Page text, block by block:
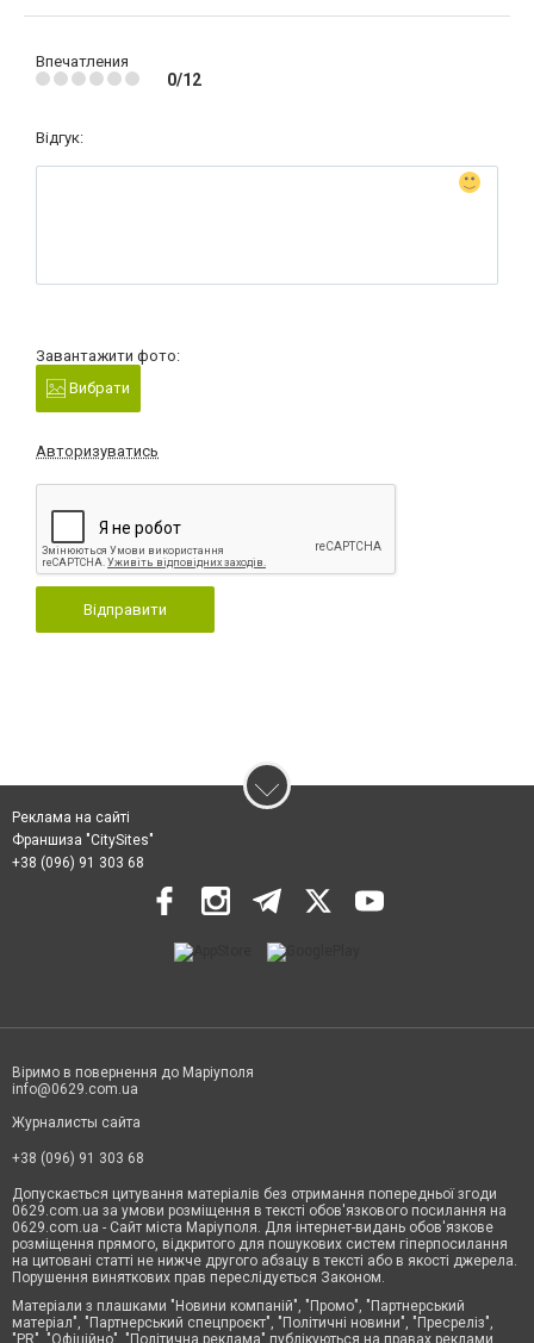
Впечатления
0/12
Відгук:
Завантажити фото:
Вибрати
Авторизуватись
Відправити
Реклама на сайті
Франшиза "CitySites"
+38 (096) 91 303 68
Віримо в повернення до Маріуполя
info@0629.com.ua
Журналисты сайта
+38 (096) 91 303 68
Допускається цитування матеріалів без отримання попередньої згоди
0629.com.ua за умови розміщення в тексті обов'язкового посилання на
0629.com.ua - Сайт міста Маріуполя. Для інтернет-видань обов'язкове
розміщення прямого, відкритого для пошукових систем гіперпосилання
на цитовані статті не нижче другого абзацу в тексті або в якості джерела.
Порушення виняткових прав переслідується Законом.
Матеріали з плашками "Новини компаній", "Промо", "Партнерський
матеріал", "Партнерський спецпроєкт", "Політичні новини", "Пресреліз",
"PR", "Офіційно", "Політична реклама" публікуються на правах реклами.